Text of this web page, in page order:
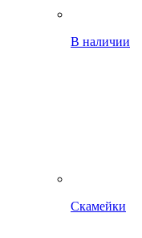
В наличии
Скамейки